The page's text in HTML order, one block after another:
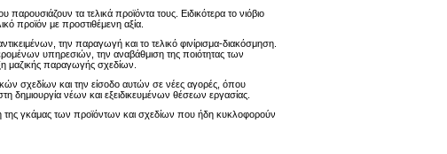
τα τελικά προϊόντα τους. Ειδικότερα το νιόβιο
προϊόν με προστιθέμενη αξία.
την παραγωγή και το τελικό φινίρισμα-διακόσμηση.
υπηρεσιών, την αναβάθμιση της ποιότητας των
μαζικής παραγωγής σχεδίων.
σχεδίων και την είσοδο αυτών σε νέες αγορές, όπου
δημιουργία νέων και εξειδικευμένων θέσεων εργασίας.
της γκάμας των προϊόντων και σχεδίων που ήδη κυκλοφορούν